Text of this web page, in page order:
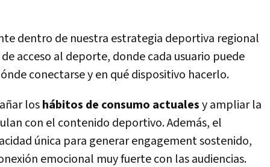
dentro de nuestra estrategia deportiva regional
acceso al deporte, donde cada usuario puede
conectarse y en qué dispositivo hacerlo.
loshábitos de consumo actualesy ampliar la
con el contenido deportivo. Además, el
única para generar engagement sostenido,
emocional muy fuerte con las audiencias.